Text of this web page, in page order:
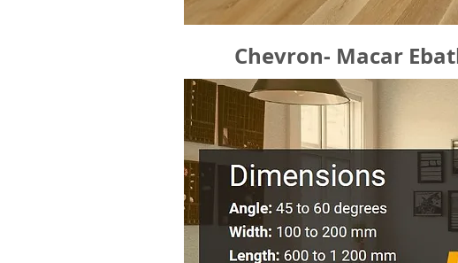
Chevron- Macar